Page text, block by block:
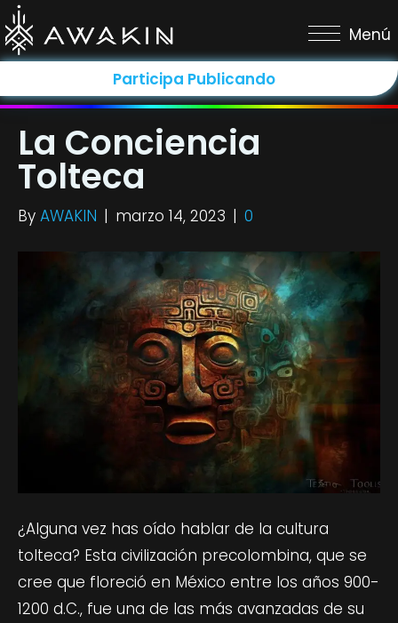
Menú
Participa Publicando
La Conciencia
Tolteca
By AWAKIN | marzo 14, 2023 | 0
¿Alguna vez has oído hablar de la cultura
tolteca? Esta civilización precolombina, que se
cree que floreció en México entre los años 900-
1200 d.C., fue una de las más avanzadas de su